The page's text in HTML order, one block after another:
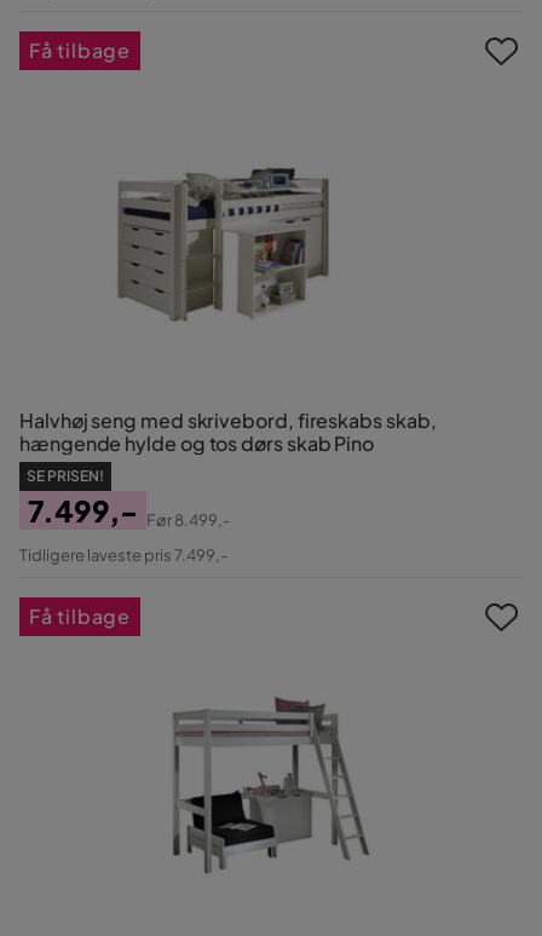
Halvhøj seng med skrivebord, fireskabs skab,
hængende hylde og tos dørs skab Pino
SE PRISEN!
Pris
7.499,-
Original
Før8.499,-
Tidligere laveste pris 7.499,-
Få tilbage
Få tilbage